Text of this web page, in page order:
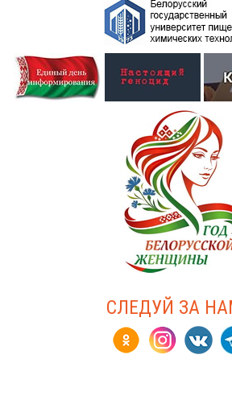
СЛЕДУЙ ЗА